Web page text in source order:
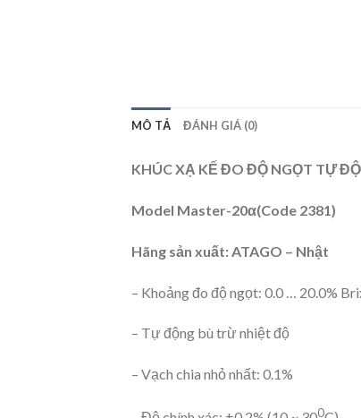
MÔ TẢ ĐÁNH GIÁ (0)
KHÚC XẠ KẾ ĐO ĐỘ NGỌT TỰ
Model Master-20α(Code 2381)
Hãng sản xuất: ATAGO – Nhật
– Khoảng đo độ ngọt: 0.0 … 20.0%
– Tự động bù trừ nhiệt độ
– Vạch chia nhỏ nhất: 0.1%
0